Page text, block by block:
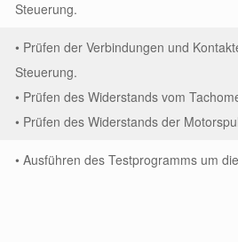
Steuerung.
• Prüfen der Verbindungen und
Steuerung.
• Prüfen des Widerstands vom
• Prüfen des Widerstands der
• Ausführen des Testprogramms um